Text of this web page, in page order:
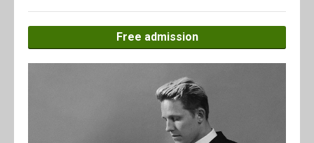
Free admission